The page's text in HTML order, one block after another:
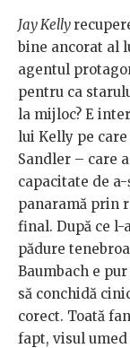
Jay Kelly
bine ancorat al
agentul
pentru ca
la mijloc? E
lui Kelly pe
Sandler – care
capacitate de
panaramă prin
final. După ce
pădure
Baumbach e
să conchidă
corect. Toată
fapt, visul